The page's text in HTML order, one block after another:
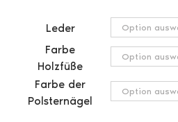
Leder
Farbe
Holzfüße
Farbe der
Polsternägel